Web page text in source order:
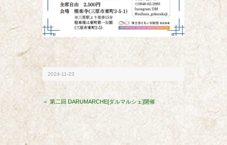
2024-11-23
＜ 第二回 DARUMARCHE[ダルマルシェ]開催